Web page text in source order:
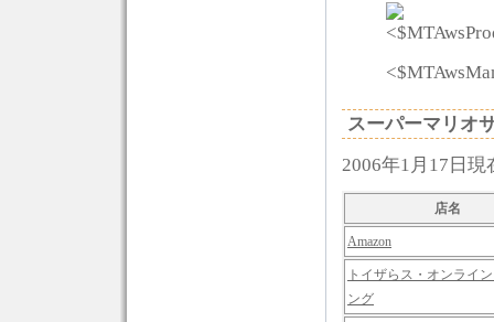
スーパーマリオ
2006年1月17日現
店名
Amazon
トイザらス・オンライ
ング